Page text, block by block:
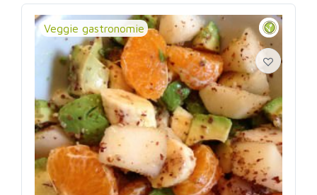
Veggie gastronomie